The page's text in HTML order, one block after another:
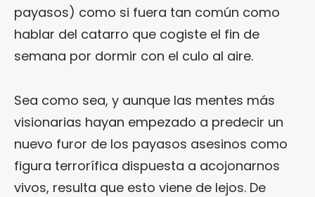
payasos) como si fuera tan común como
hablar del catarro que cogiste el fin de
semana por dormir con el culo al aire.
Sea como sea, y aunque las mentes más
visionarias hayan empezado a predecir un
nuevo furor de los payasos asesinos como
figura terrorífica dispuesta a acojonarnos
vivos, resulta que esto viene de lejos. De